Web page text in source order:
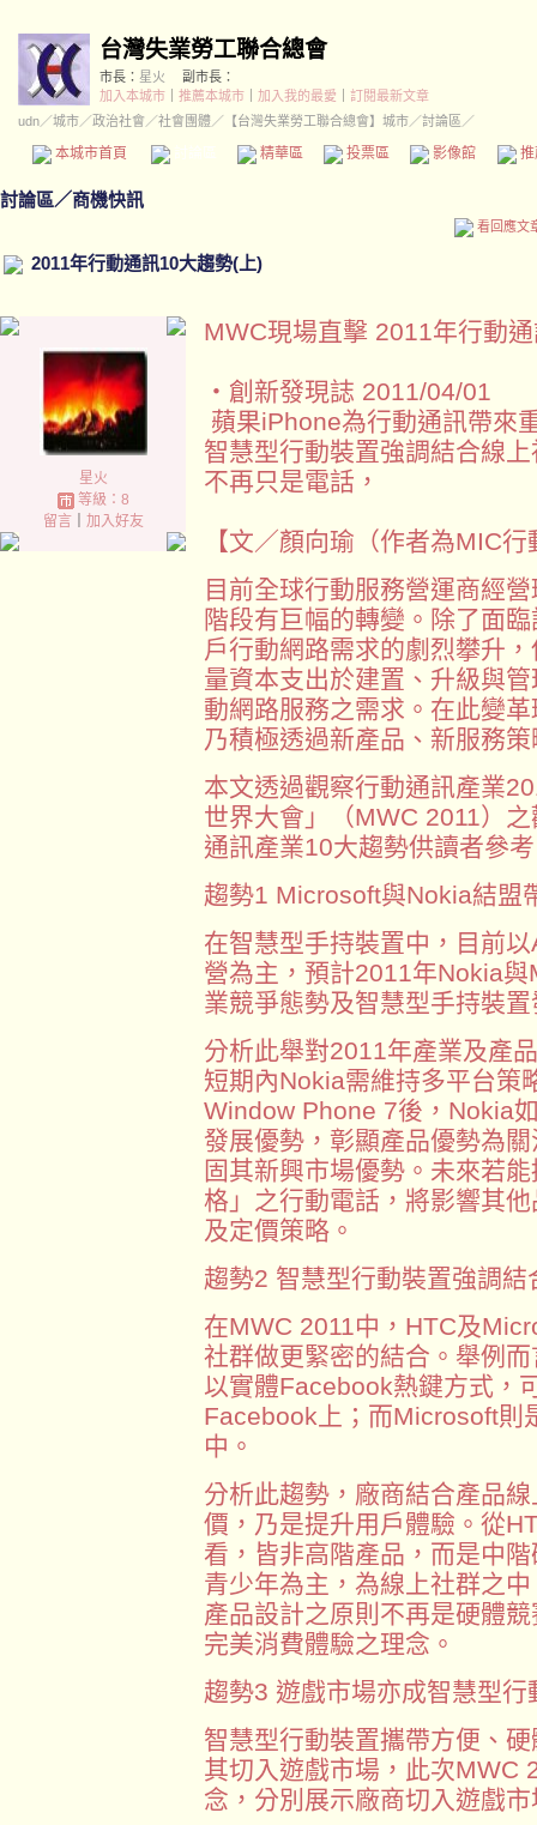
台灣失業勞工聯合總會
市長： 星火
副市長：
加入本城市
推薦本城市 加入我的最愛
訂閱最新文章
udn／城市／政治社會 ／社會團體／ 【台灣失業勞工聯合總會】城市／討論區／
本城市首頁 精華區 投票區 影像館
討論區／商機快訊
看回應文
2011年行動通訊10大趨勢(上)
星火
等級：8
留言｜ 加入好友
MWC現場直擊 2011年行動
‧創新發現誌 2011/04/01
蘋果iPhone為行動通訊帶來
智慧型行動裝置強調結合線
不再只是電話，
【文／顏向瑜（作者為MIC
目前全球行動服務營運商經
階段有巨幅的轉變。除了面
戶行動網路需求的劇烈攀升
量資本支出於建置、升級與
動網路服務之需求。在此變
乃積極透過新產品、新服務
本文透過觀察行動通訊產業
世界大會」（MWC 2011）
通訊產業10大趨勢供讀者參
趨勢1 Microsoft與Nokia結盟
在智慧型手持裝置中，目前
營為主，預計2011年Nokia
業競爭態勢及智慧型手持裝
分析此舉對2011年產業及產
短期內Nokia需維持多平台策
Window Phone 7後，Nokia
發展優勢，彰顯產品優勢為
固其新興市場優勢。未來若
格」之行動電話，將影響其
及定價策略。
趨勢2 智慧型行動裝置強調
在MWC 2011中，HTC及
社群做更緊密的結合。舉例
以實體Facebook熱鍵方式，
Facebook上；而Microsoft則
中。
分析此趨勢，廠商結合產品
價，乃是提升用戶體驗。從
看，皆非高階產品，而是中
青少年為主，為線上社群之
產品設計之原則不再是硬體
完美消費體驗之理念。
趨勢3 遊戲市場亦成智慧型
智慧型行動裝置攜帶方便、
其切入遊戲市場，此次MWC
念，分別展示廠商切入遊戲